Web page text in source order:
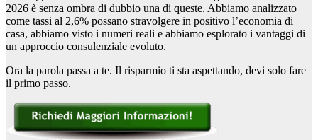
2026 è senza ombra di dubbio una di queste. Abbiamo analizzato
come tassi al 2,6% possano stravolgere in positivo l’economia di
casa, abbiamo visto i numeri reali e abbiamo esplorato i vantaggi di
un approccio consulenziale evoluto.
Ora la parola passa a te. Il risparmio ti sta aspettando, devi solo fare
il primo passo.